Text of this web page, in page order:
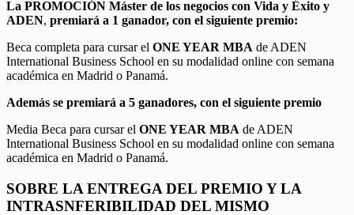
La PROMOCIÓN Máster de los negocios con Vida y Éxito y
ADEN, premiará a 1 ganador, con el siguiente premio:
Beca completa para cursar el ONE YEAR MBA de ADEN
International Business School en su modalidad online con semana
académica en Madrid o Panamá.
Además se premiará a 5 ganadores, con el siguiente premio
Media Beca para cursar el ONE YEAR MBA de ADEN
International Business School en su modalidad online con semana
académica en Madrid o Panamá.
SOBRE LA ENTREGA DEL PREMIO Y LA
INTRASNFERIBILIDAD DEL MISMO